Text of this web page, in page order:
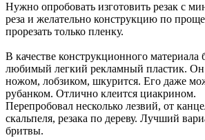
Нужно опробовать изготовить резак с
реза и желательно конструкцию по
прорезать только пленку.
В качестве конструкционного материала
любимый легкий рекламный пластик. Он
ножом, лобзиком, шкурится. Его даже
рубанком. Отлично клеится циакрином.
Перепробовал несколько лезвий, от
скальпеля, резака по дереву. Лучший
бритвы.